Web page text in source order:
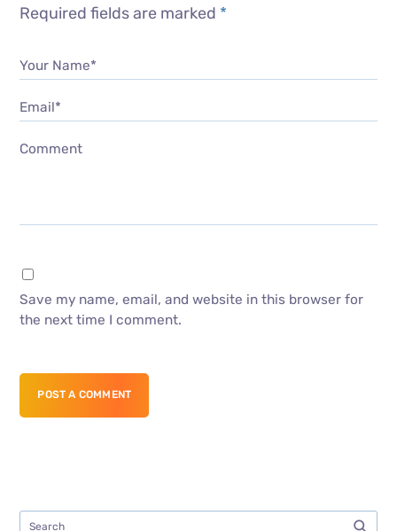
Required fields are marked *
Your Name*
Email*
Comment
Save my name, email, and website in this browser for
the next time I comment.
POST A COMMENT